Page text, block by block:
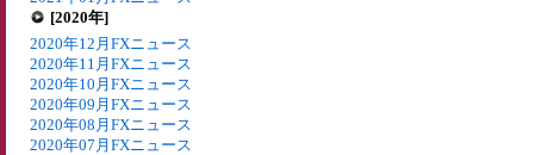
[2020年]
2020年12月FXニュース
2020年11月FXニュース
2020年10月FXニュース
2020年09月FXニュース
2020年08月FXニュース
2020年07月FXニュース